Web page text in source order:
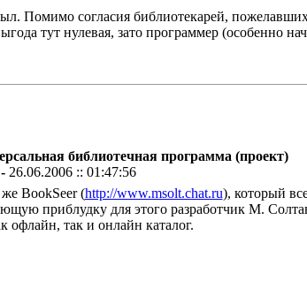
Помимо согласия библиотекарей,
тут нулевая, зато программер
библиотечная программа (проект)
26.06.2006 :: 01:47:56
BookSeer (http://www.msolt.chat.ru), который
приблудку для этого разработчик М.
офлайн, так и онлайн каталог.